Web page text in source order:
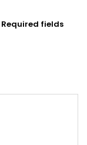
Required fields